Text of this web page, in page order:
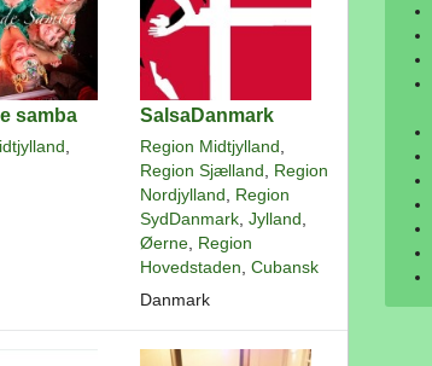
samba
,
SalsaDanmark
Region Midtjylland,
Region Sjælland, Region
Nordjylland, Region
SydDanmark, Jylland,
Øerne, Region
Hovedstaden, Cubansk
Danmark